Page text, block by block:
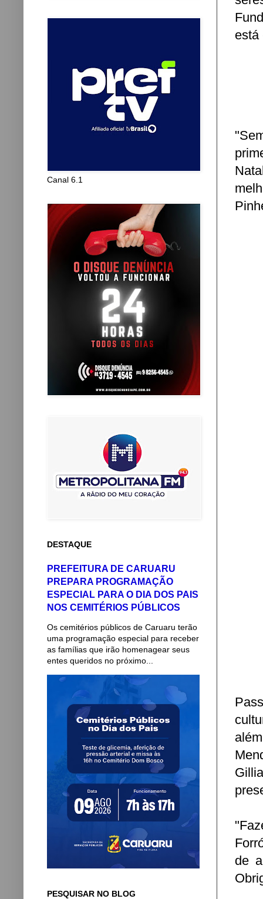
está
de
Canal 6.1
DESTAQUE
PREFEITURA DE CARUARU
PREPARA PROGRAMAÇÃO
ESPECIAL PARA O DIA DOS PAIS
NOS CEMITÉRIOS PÚBLICOS
Os cemitérios públicos de Caruaru terão
uma programação especial para receber
as famílias que irão homenagear seus
entes queridos no próximo...
PESQUISAR NO BLOG